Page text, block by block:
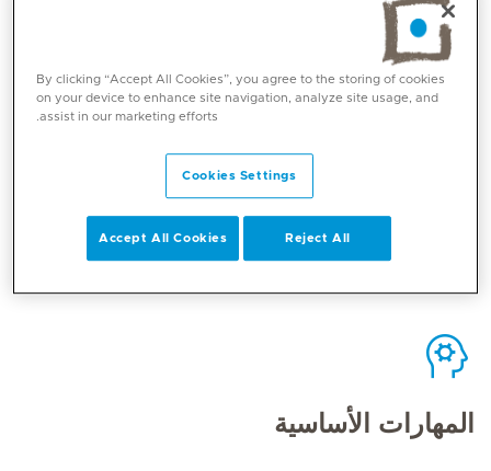
المهارات الأساسية
By clicking “Accept All Cookies”, you agree to the storing of cookies
on your device to enhance site navigation, analyze site usage, and
assist in our marketing efforts.
Cookies Settings
Reject All
Accept All Cookies